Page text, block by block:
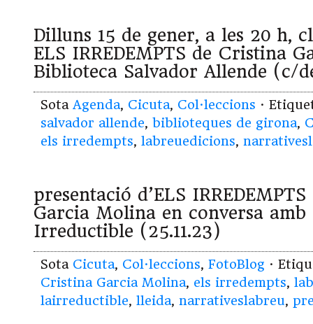
Dilluns 15 de gener, a les 20 h,
ELS IRREDEMPTS de Cristina
Biblioteca Salvador Allende (c/
Sota Agenda, Cicuta, Col·leccions ·
salvador allende, biblioteques de girona,
els irredempts, labreuedicions,
presentació d’ELS
Garcia Molina en conversa amb
Irreductible (25.11.23)
Sota Cicuta, Col·leccions, FotoBlog ·
Cristina Garcia Molina, els irredempts,
lairreductible, lleida, narrativeslabreu,